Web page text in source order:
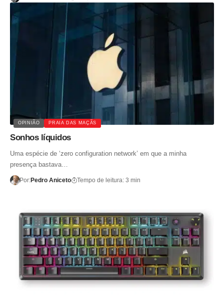
OPINIÃO PRAIA DAS MAÇÃS
Sonhos líquidos
Uma espécie de ‘zero configuration network’ em que a minha
presença bastava…
Por:Pedro Aniceto Tempo de leitura: 3 min